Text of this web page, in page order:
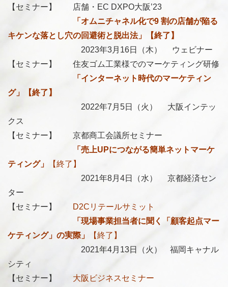
【セミナー】 店舗・EC DXPO大阪’23
「オムニチャネル化で9 割の店舗が陥る
キケンな落とし穴の回避術と脱出法」【終了】
2023年3月16日（木） ウェビナー
【セミナー】 住友ゴム工業様でのマーケティング研修
「インターネット時代のマーケティン
グ」【終了】
2022年7月5日（火） 大阪インテッ
クス
【セミナー】 京都商工会議所セミナー
「売上UPにつながる簡単ネットマーケ
ティング」
【終了】
2021年8月4日（水） 京都経済セン
ター
【セミナー】
D2Cリテールサミット
「現場事業担当者に聞く「顧客起点マー
ケティング」の実際」
【終了】
2021年4月13日（火） 福岡キャナル
シティ
【セミナー】 大阪ビジネスセミナー